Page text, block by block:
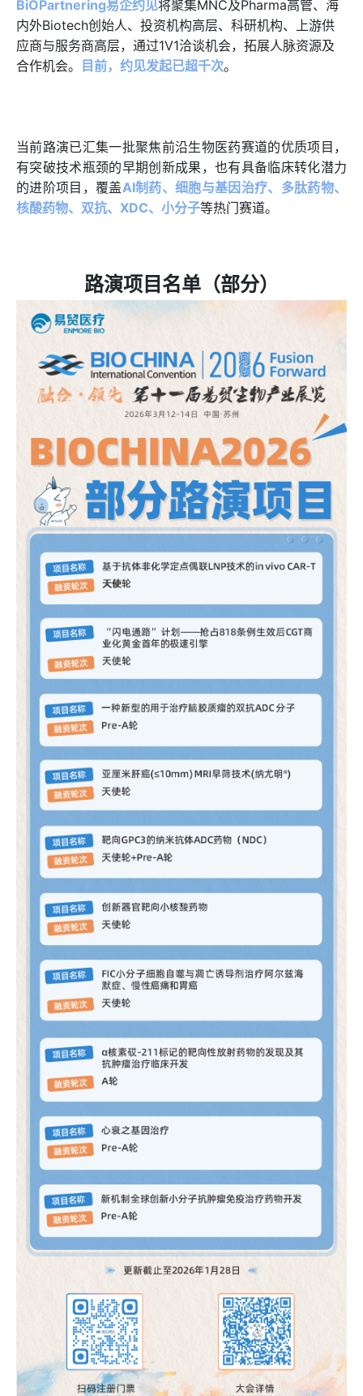
BiOPartnering易企约见将聚集MNC及Pharma高管、海
内外Biotech创始人、投资机构高层、科研机构、上游供
应商与服务商高层，通过1V1洽谈机会，拓展人脉资源及
合作机会。
目前，约见发起已超千次。
当前路演已汇集一批聚焦前沿生物医药赛道的优质项目，
有突破技术瓶颈的早期创新成果，也有具备临床转化潜力
的进阶项目，覆盖AI制药、细胞与基因治疗、多肽药物、
核酸药物、双抗、XDC、小分子等热门赛道。
路演项目名单（部分）